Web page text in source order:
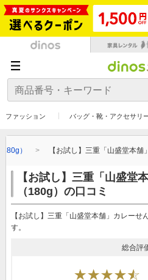
ファッション バッグ・靴・アクセサリ
） 【お試し】三重「山盛堂本
【お試し】三重「山盛堂
（180g）の口コミ
【お試し】三重「山盛堂本舗」カレー
す。
総合評